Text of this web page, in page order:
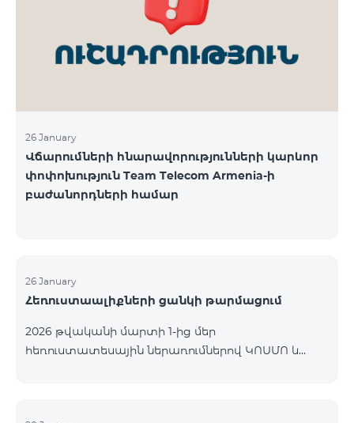
վճարահաշվարկային ընկերությունների կողմից
Team Telecom Armenia-ին առաջարկված
պայմանները ենթադրում էին ծառայությունների
26 January
Վճարումների հնարավորությունների կարևոր
փոփոխություն Team Telecom Armenia-ի
բաժանորդների համար
26 January
Հեռուստաալիքների ցանկի թարմացում
2026 թվականի մարտի 1-ից մեր
հեռուստատեսային ներառումներով ԿՈՍՄՈ և